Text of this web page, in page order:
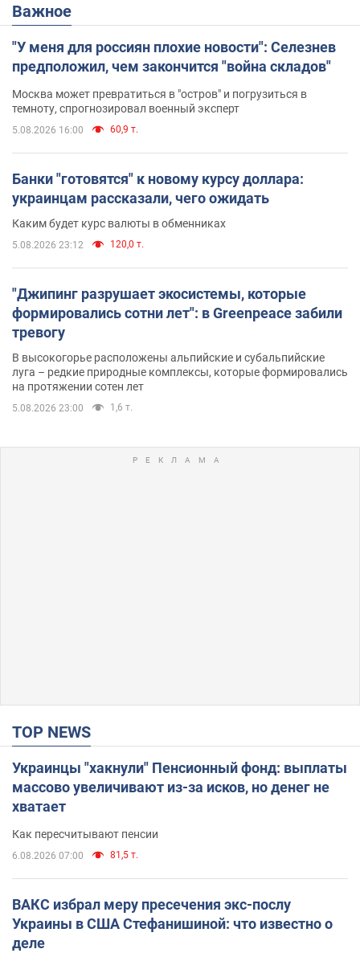
Важное
"У меня для россиян плохие новости": Селезнев
предположил, чем закончится "война складов"
Москва может превратиться в "остров" и погрузиться в
темноту, спрогнозировал военный эксперт
5.08.2026 16:00 60,9 т.
Банки "готовятся" к новому курсу доллара:
украинцам рассказали, чего ожидать
Каким будет курс валюты в обменниках
5.08.2026 23:12 120,0 т.
"Джипинг разрушает экосистемы, которые
формировались сотни лет": в Greenpeace забили
тревогу
В высокогорье расположены альпийские и субальпийские
луга – редкие природные комплексы, которые формировались
на протяжении сотен лет
5.08.2026 23:00 1,6 т.
TOP NEWS
Украинцы "хакнули" Пенсионный фонд: выплаты
массово увеличивают из-за исков, но денег не
хватает
Как пересчитывают пенсии
6.08.2026 07:00 81,5 т.
ВАКС избрал меру пресечения экс-послу
Украины в США Стефанишиной: что известно о
деле